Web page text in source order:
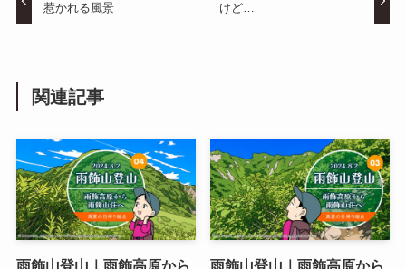
惹かれる風景
けど…
関連記事
雨飾山登山｜雨飾高原から
雨飾山登山｜雨飾高原から